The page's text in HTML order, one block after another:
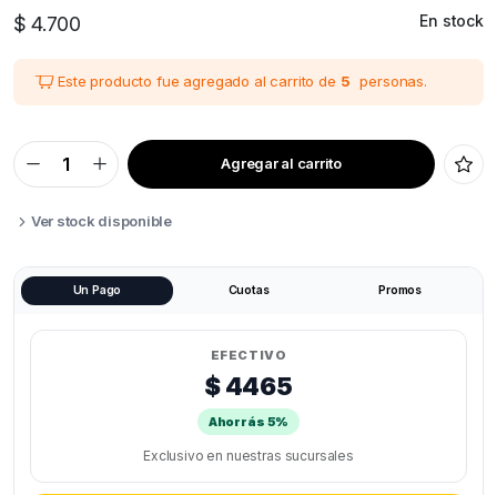
$ 4.700 En stock
Este producto fue agregado al carrito de 5 personas.
AISLANTE
SILICONA
CALEFACTOR
ARTILLERY
X2
quantity
Agregar al carrito
Ver stock disponible
Un Pago Cuotas Promos
EFECTIVO
$ 4465
Ahorrás 5%
Exclusivo en nuestras sucursales